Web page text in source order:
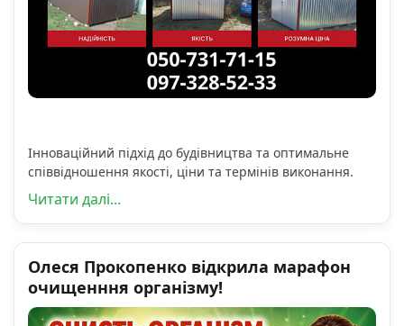
Інноваційний підхід до будівництва та оптимальне
співвідношення якості, ціни та термінів виконання.
Читати далі...
Олеся Прокопенко відкрила марафон
очищенння організму!